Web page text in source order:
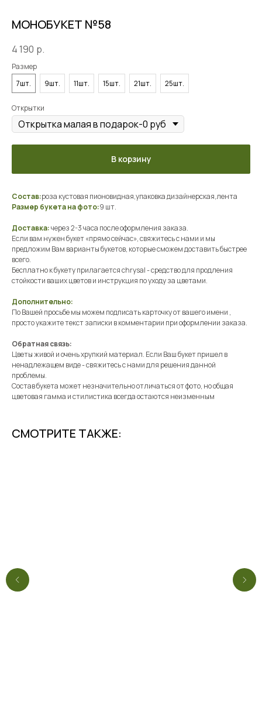
МОНОБУКЕТ №58
4 190 р.
Размер
7шт.
9шт. 11шт. 15шт. 21шт. 25шт.
Открытки
В корзину
Состав:роза кустовая пионовидная,упаковка дизайнерская,лента
Размер букета на фото:9 шт.
Доставка:через 2-3 часа после оформления заказа.
Если вам нужен букет «прямо сейчас», свяжитесь с нами и мы
предложим Вам варианты букетов, которые сможем доставить быстрее
всего.
Бесплатно к букету прилагается chrysal - средство для продления
стойкости ваших цветов и инструкция по уходу за цветами.
Дополнительно:
По Вашей просьбе мы можем подписать карточку от вашего имени ,
просто укажите текст записки в комментарии при оформлении заказа.
Обратная связь:
Цветы живой и очень хрупкий материал. Если Ваш букет пришел в
ненадлежащем виде - свяжитесь с нами для решения данной
проблемы.
Состав букета может незначительно отличаться от фото, но общая
цветовая гамма и стилистика всегда остаются неизменным
СМОТРИТЕ ТАКЖЕ: